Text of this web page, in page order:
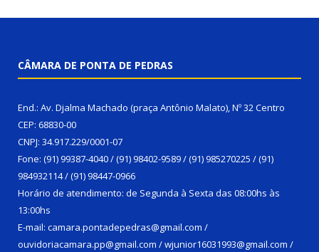
CÂMARA DE PONTA DE PEDRAS
End.: Av. Djalma Machado (praça Antônio Malato), Nº 32 Centro
CEP: 68830-00
CNPJ: 34.917.229/0001-07
Fone: (91) 99387-4040 / (91) 98402-9589 / (91) 985270225 / (91)
984932114 / (91) 98447-0966
Horário de atendimento: de Segunda à Sexta das 08:00hs às
13:00hs
E-mail: camara.pontadepedras@gmail.com /
ouvidoriacamara.pp@gmail.com / wjunior16031993@gmail.com /